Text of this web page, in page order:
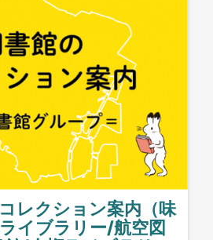
レクション案内（味
イブラリー/航空図